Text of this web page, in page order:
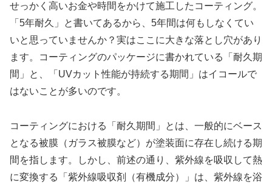
せっかく高いお金や時間をかけて施工したコーティング。
「5年耐久」と書いてあるから、5年間は何もしなくてい
いと思っていませんか？実はここに大きな落とし穴があり
ます。コーティングのパッケージに書かれている「耐久期
間」と、「UVカット性能が持続する期間」はイコールで
はないことが多いのです。
コーティングにおける「耐久期間」とは、一般的にベース
となる被膜（ガラス被膜など）が塗装面に存在し続ける期
間を指します。しかし、前述の通り、紫外線を吸収して熱
に変換する「紫外線吸収剤（有機成分）」は、紫外線を浴